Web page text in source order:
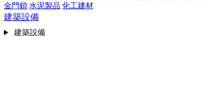
金門鎖 水泥製品 化工建材
建築設備
建築設備